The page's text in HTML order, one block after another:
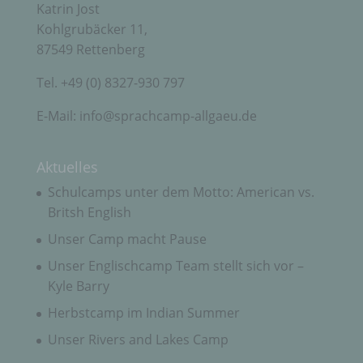
Katrin Jost
Kohlgrubäcker 11,
87549 Rettenberg
Tel. +49 (0) 8327-930 797
E-Mail: info@sprachcamp-allgaeu.de
Aktuelles
Schulcamps unter dem Motto: American vs.
Britsh English
Unser Camp macht Pause
Unser Englischcamp Team stellt sich vor –
Kyle Barry
Herbstcamp im Indian Summer
Unser Rivers and Lakes Camp
Verantwortlicher oder für die Verarbeitung
Verantwortlicher ist die natürliche oder juristische
Person, Behörde, Einrichtung oder andere Stelle,
die allein oder gemeinsam mit anderen über die
Zwecke und Mittel der Verarbeitung von
personenbezogenen Daten entscheidet. Sind die
Zwecke und Mittel dieser Verarbeitung durch das
vorgegeben, so kann der Verantwortliche
dem Recht der Mitgliedstaaten vorgesehen
Auftragsverarbeiter ist eine natürliche oder
juristische Person, Behörde, Einrichtung oder
andere Stelle, die personenbezogene Daten im
Auftrag des Verantwortlichen verarbeitet.